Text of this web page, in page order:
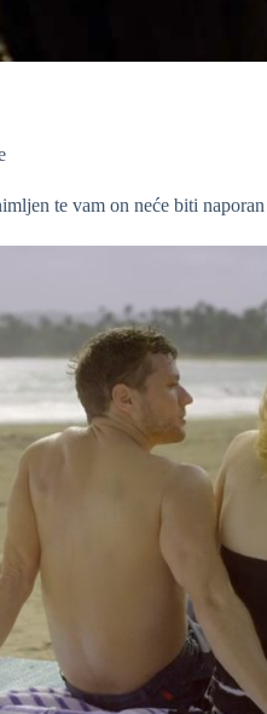
te vam on neće biti naporan